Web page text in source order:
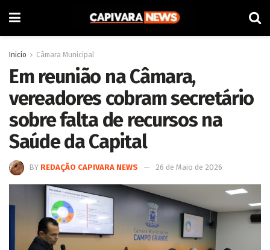
Inicio Câmara Municipal
Em reunião na Câmara,
vereadores cobram secretário
sobre falta de recursos na
Saúde da Capital
BY REDAÇÃO CAPIVARA NEWS 26 de Maio de 2026